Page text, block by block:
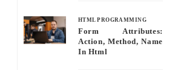
HTML PROGRAMMING
Form Attributes:
Action, Method, Name
In Html